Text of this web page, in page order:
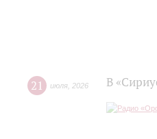
21 июля 2026 В